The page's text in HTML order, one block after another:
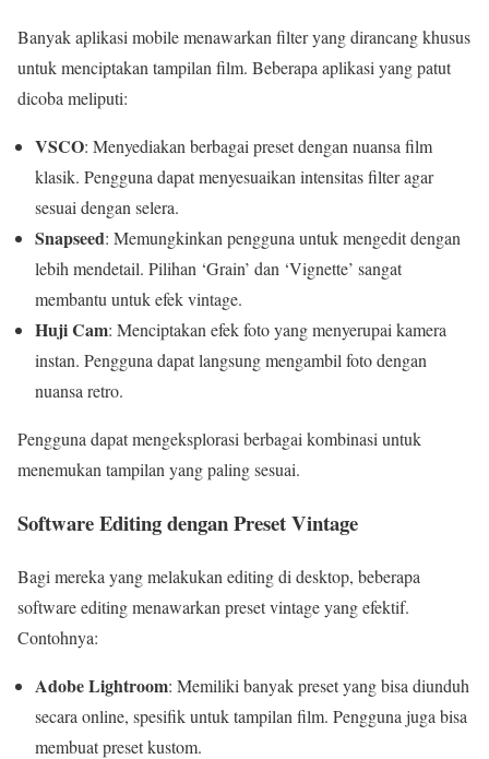
Banyak aplikasi mobile menawarkan filter yang dirancang khusus
untuk menciptakan tampilan film. Beberapa aplikasi yang patut
dicoba meliputi:
VSCO: Menyediakan berbagai preset dengan nuansa film
klasik. Pengguna dapat menyesuaikan intensitas filter agar
sesuai dengan selera.
Snapseed: Memungkinkan pengguna untuk mengedit dengan
lebih mendetail. Pilihan ‘Grain’ dan ‘Vignette’ sangat
membantu untuk efek vintage.
Huji Cam: Menciptakan efek foto yang menyerupai kamera
instan. Pengguna dapat langsung mengambil foto dengan
nuansa retro.
Pengguna dapat mengeksplorasi berbagai kombinasi untuk
menemukan tampilan yang paling sesuai.
Software Editing dengan Preset Vintage
Bagi mereka yang melakukan editing di desktop, beberapa
software editing menawarkan preset vintage yang efektif.
Contohnya:
Adobe Lightroom: Memiliki banyak preset yang bisa diunduh
secara online, spesifik untuk tampilan film. Pengguna juga bisa
membuat preset kustom.